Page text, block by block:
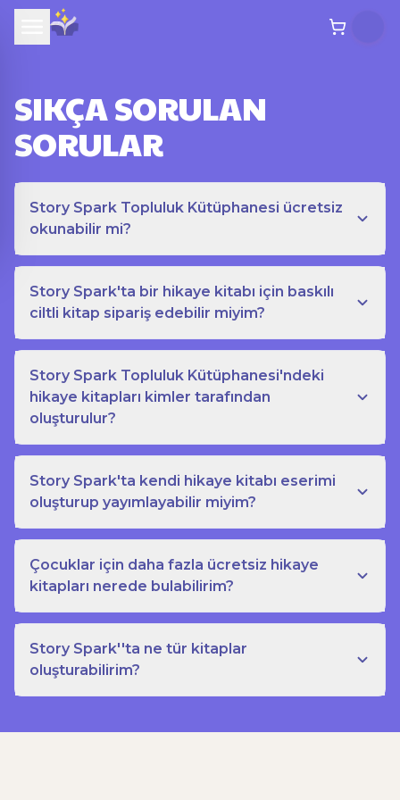
SIKÇA SORULAN
SORULAR
Story Spark Topluluk Kütüphanesi ücretsiz
okunabilir mi?
Story Spark'ta bir hikaye kitabı için baskılı
ciltli kitap sipariş edebilir miyim?
Story Spark Topluluk Kütüphanesi'ndeki
hikaye kitapları kimler tarafından
oluşturulur?
Story Spark'ta kendi hikaye kitabı eserimi
oluşturup yayımlayabilir miyim?
Çocuklar için daha fazla ücretsiz hikaye
kitapları nerede bulabilirim?
Story Spark''ta ne tür kitaplar
oluşturabilirim?